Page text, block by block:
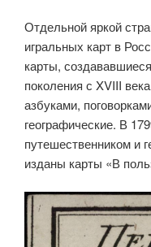
Отдельной яркой
игральных карт в
карты,
поколения с XVIII
азбуками,
географические. В
путешественником
изданы карты «В